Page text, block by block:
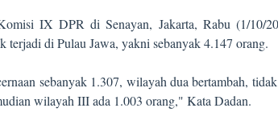
IX DPR di Senayan, Jakarta, Rabu (1/10/
di Pulau Jawa, yakni sebanyak 4.147 orang.
sebanyak 1.307, wilayah dua bertambah,
wilayah III ada 1.003 orang," Kata Dadan.